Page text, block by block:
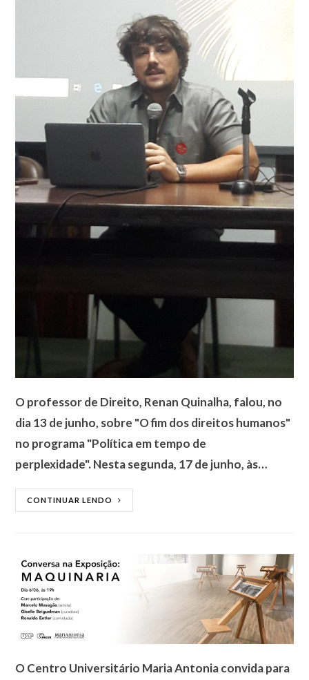
O professor de Direito, Renan Quinalha, falou, no
dia 13 de junho, sobre "O fim dos direitos humanos"
no programa "Política em tempo de
perplexidade". Nesta segunda, 17 de junho, às…
CONTINUAR LENDO
O Centro Universitário Maria Antonia convida para